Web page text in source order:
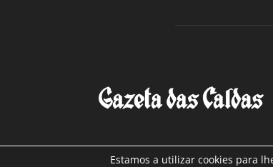
Estamos a utilizar cookies para